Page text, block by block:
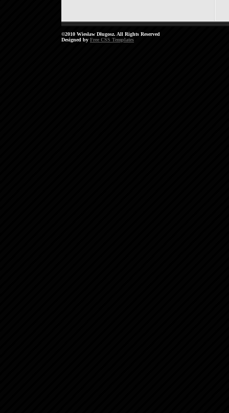
©2010 Wiesław Długosz. All Rights Reserved
Designed by Free CSS Templates